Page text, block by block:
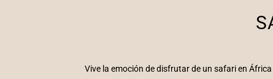
Vive la emoción de disfrutar de un safari en